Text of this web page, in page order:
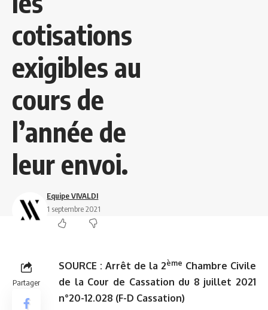
cotisations
exigibles au
cours de
l’année de
leur envoi.
Equipe VIVALDI
1 septembre 2021
Partager
SOURCE : Arrêt de la 2ème Chambre Civile
de la Cour de Cassation du 8 juillet 2021
n°20-12.028 (F-D Cassation)